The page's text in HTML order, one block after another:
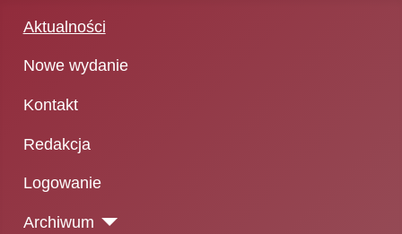
Aktualności
Nowe wydanie
Kontakt
Redakcja
Logowanie
Archiwum